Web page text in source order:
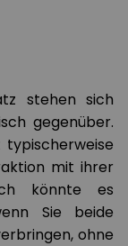
stehen sich
gegenüber.
mit ihrer
könnte es
Sie beide
ohne